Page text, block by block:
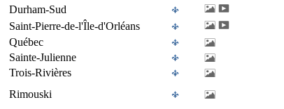
Durham-Sud
Saint-Pierre-de-l'Île-d'Orléans
Québec
Sainte-Julienne
Trois-Rivières
Rimouski